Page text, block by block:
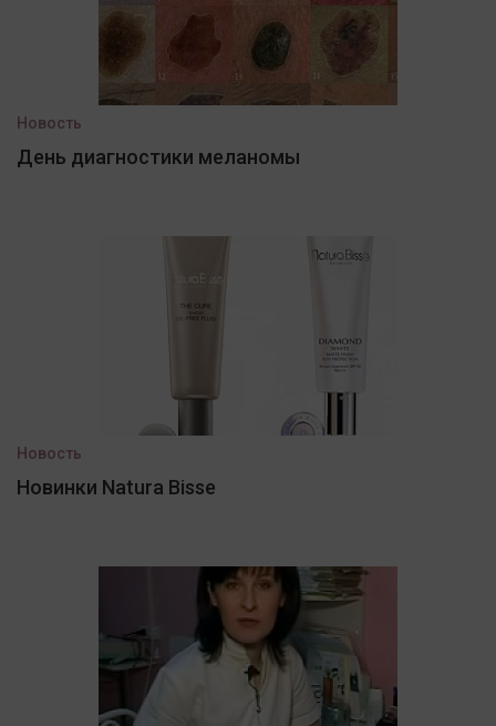
Новость
День диагностики меланомы
Новость
Новинки Natura Bisse